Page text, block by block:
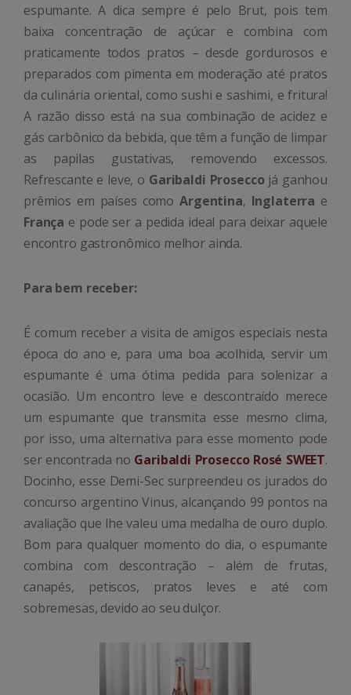
espumante. A dica sempre é pelo Brut, pois tem
baixa concentração de açúcar e combina com
praticamente todos pratos – desde gordurosos e
preparados com pimenta em moderação até pratos
da culinária oriental, como sushi e sashimi, e fritura!
A razão disso está na sua combinação de acidez e
gás carbônico da bebida, que têm a função de limpar
as papilas gustativas, removendo excessos.
Refrescante e leve, o Garibaldi Proseccojá ganhou
prêmios em países comoArgentina, Inglaterra e
França e pode ser a pedida ideal para deixar aquele
encontro gastronômico melhor ainda.
Para bem receber:
É comum receber a visita de amigos especiais nesta
época do ano e, para uma boa acolhida, servir um
espumante é uma ótima pedida para solenizar a
ocasião. Um encontro leve e descontraído merece
um espumante que transmita esse mesmo clima,
por isso, uma alternativa para esse momento pode
ser encontrada no Garibaldi Prosecco Rosé SWEET.
Docinho, esse Demi-Sec surpreendeu os jurados do
concurso argentino Vinus, alcançando 99 pontos na
avaliação que lhe valeu uma medalha de ouro duplo.
Bom para qualquer momento do dia, o espumante
combina com descontração – além de frutas,
canapés, petiscos, pratos leves e até com
sobremesas, devido ao seu dulçor.